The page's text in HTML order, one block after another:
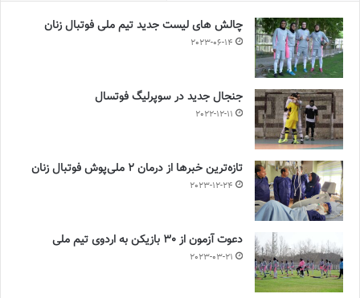
چالش هاى ليست جدید تيم ملى فوتبال زنان
2023-06-14
جنجال جدید در سوپرلیگ فوتسال
2022-12-11
تازه‌ترین خبرها از درمان ۲ ملی‌پوش فوتبال زنان
2023-12-24
دعوت آزمون از 30 بازیکن به اردوی تیم ملی
2023-03-21